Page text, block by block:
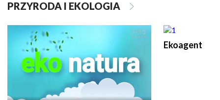
PRZYRODA I EKOLOGIA
Ekoagent